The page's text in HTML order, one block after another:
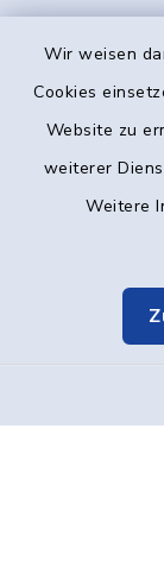
Wir weisen
Cookies
Website zu
weiterer
Weitere